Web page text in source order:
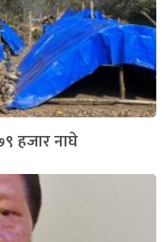
हजार नाघे